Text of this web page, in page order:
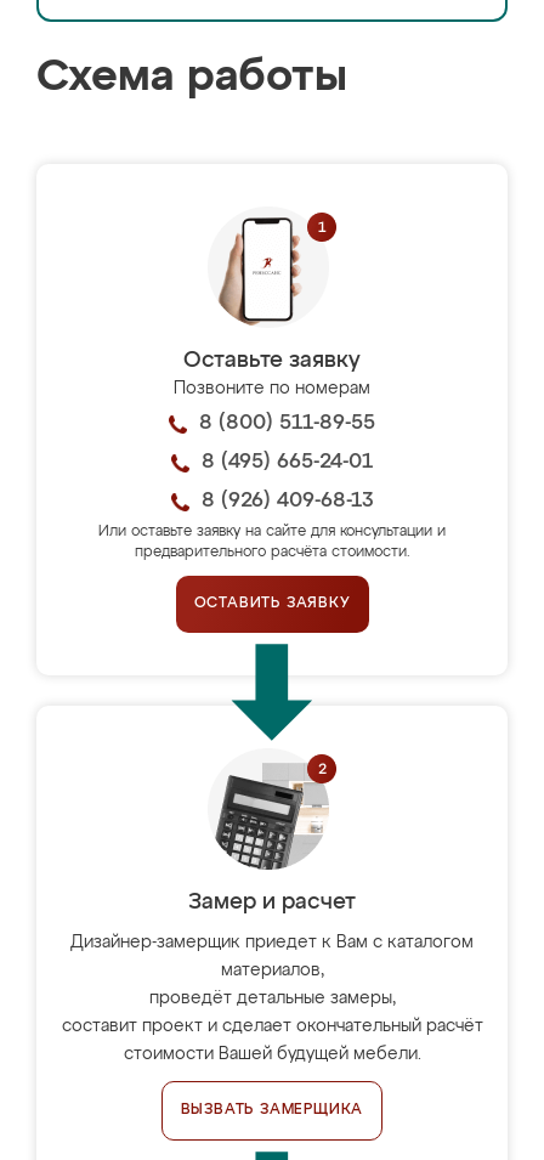
Схема работы
Оставьте заявку
Позвоните по номерам
8 (800) 511-89-55
8 (495) 665-24-01
8 (926) 409-68-13
Или оставьте заявку на сайте для консультации и
предварительного расчёта стоимости.
ОСТАВИТЬ ЗАЯВКУ
Замер и расчет
Дизайнер-замерщик приедет к Вам с каталогом
материалов,
проведёт детальные замеры,
составит проект и сделает окончательный расчёт
стоимости Вашей будущей мебели.
ВЫЗВАТЬ ЗАМЕРЩИКА